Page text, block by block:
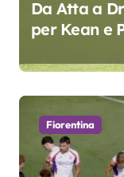
Da Atta a
per Kean e
oscar del
Fiorentina